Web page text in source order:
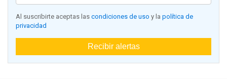
Al suscribirte aceptas las condiciones de uso y la política de
privacidad
Recibir alertas